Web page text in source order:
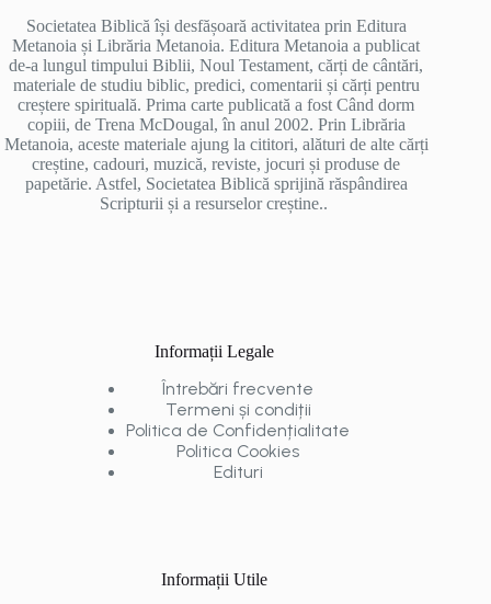
Societatea Biblică își desfășoară activitatea prin Editura
Metanoia și Librăria Metanoia. Editura Metanoia a publicat
de-a lungul timpului Biblii, Noul Testament, cărți de cântări,
materiale de studiu biblic, predici, comentarii și cărți pentru
creștere spirituală. Prima carte publicată a fost Când dorm
copiii, de Trena McDougal, în anul 2002. Prin Librăria
Metanoia, aceste materiale ajung la cititori, alături de alte cărți
creștine, cadouri, muzică, reviste, jocuri și produse de
papetărie. Astfel, Societatea Biblică sprijină răspândirea
Scripturii și a resurselor creștine..
Informații Legale
Întrebări frecvente
Termeni și condiții
Politica de Confidențialitate
Politica Cookies
Edituri
Informații Utile